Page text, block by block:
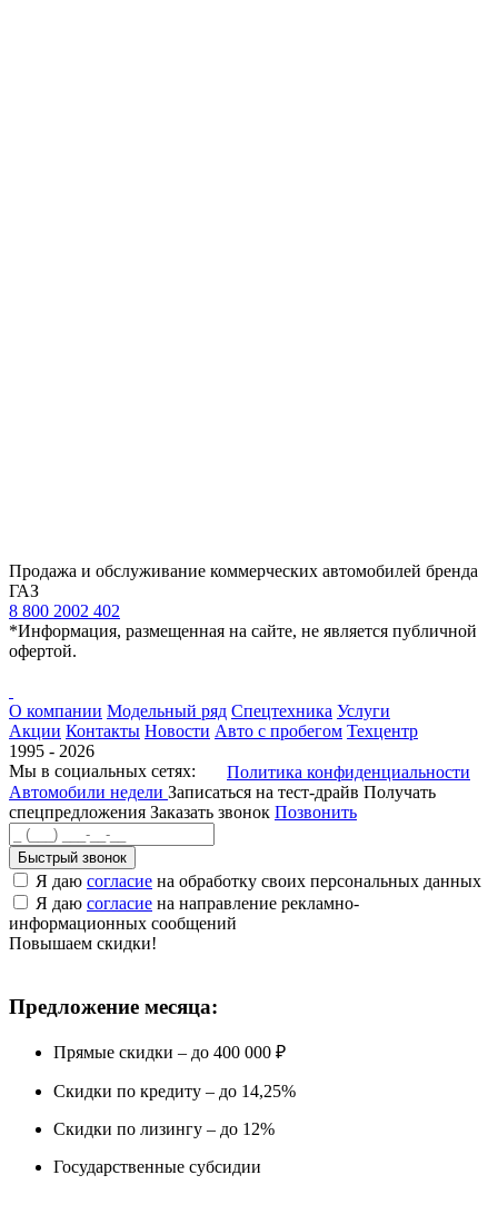
Продажа и обслуживание коммерческих автомобилей бренда
ГАЗ
8 800 2002 402
*Информация, размещенная на сайте, не является публичной
офертой.
О компании Модельный ряд Спецтехника Услуги
Акции Контакты Новости Авто с пробегом Техцентр
1995 - 2026
Мы в социальных сетях:
Политика конфиденциальности
Автомобили недели Записаться на тест-драйв Получать
спецпредложения Заказать звонок Позвонить
Быстрый звонок
Я даю согласие на обработку своих персональных данных
Я даю согласие на направление рекламно-
информационных сообщений
Повышаем скидки!
Предложение месяца:
Прямые скидки – до 400 000 ₽
Скидки по кредиту – до 14,25%
Скидки по лизингу – до 12%
Государственные субсидии